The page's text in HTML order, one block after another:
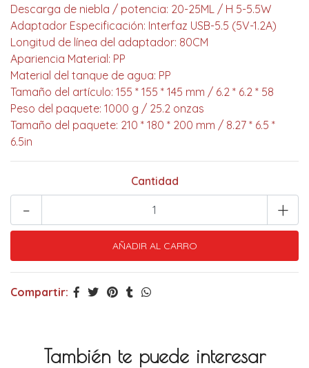
Descarga de niebla / potencia: 20-25ML / H 5-5.5W
Adaptador Especificación: Interfaz USB-5.5 (5V-1.2A)
Longitud de línea del adaptador: 80CM
Apariencia Material: PP
Material del tanque de agua: PP
Tamaño del artículo: 155 * 155 * 145 mm / 6.2 * 6.2 * 58
Peso del paquete: 1000 g / 25.2 onzas
Tamaño del paquete: 210 * 180 * 200 mm / 8.27 * 6.5 *
6.5in
Cantidad
+
-
Compartir:
También te puede interesar